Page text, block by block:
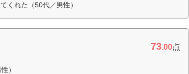
くれた（50代／男性）
73.00点
）